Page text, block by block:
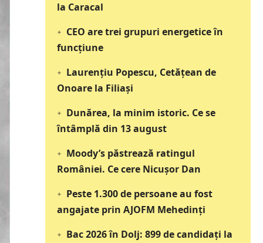
la Caracal
CEO are trei grupuri energetice în
funcțiune
Laurențiu Popescu, Cetățean de
Onoare la Filiași
Dunărea, la minim istoric. Ce se
întâmplă din 13 august
Moody’s păstrează ratingul
României. Ce cere Nicușor Dan
Peste 1.300 de persoane au fost
angajate prin AJOFM Mehedinți
Bac 2026 în Dolj: 899 de candidați la